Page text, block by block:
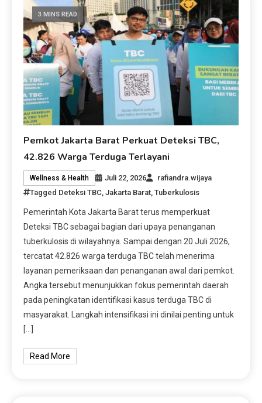
3 MINS READ
Pemkot Jakarta Barat Perkuat Deteksi TBC,
42.826 Warga Terduga Terlayani
Wellness & Health Juli 22, 2026
rafiandra.wijaya
Tagged Deteksi TBC ,Jakarta Barat ,Tuberkulosis
Pemerintah Kota Jakarta Barat terus memperkuat
Deteksi TBC sebagai bagian dari upaya penanganan
tuberkulosis di wilayahnya. Sampai dengan 20 Juli 2026,
tercatat 42.826 warga terduga TBC telah menerima
layanan pemeriksaan dan penanganan awal dari pemkot.
Angka tersebut menunjukkan fokus pemerintah daerah
pada peningkatan identifikasi kasus terduga TBC di
masyarakat. Langkah intensifikasi ini dinilai penting untuk
[…]
Read More